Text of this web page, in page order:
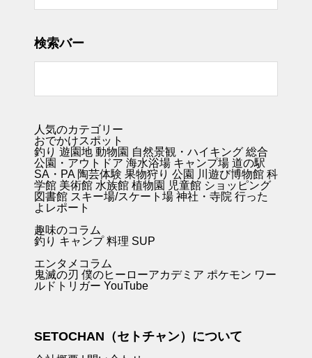
検索バー
人気のカテゴリー
おでかけスポット
釣り 遊園地 動物園 自然景観・ハイキング 総合
公園・アウトドア 海水浴場 キャンプ場 道の駅
SA・PA 陶芸体験 果物狩り 公園 川遊び博物館 科
学館 美術館 水族館 植物園 児童館 ショッピング
図書館 スキー場/スケート場 神社・寺院 行った
よレポート
趣味のコラム
釣り キャンプ料理 SUP
エンタメコラム
鬼滅の刃 僕のヒーローアカデミア ポケモン ワー
ルドトリガー YouTube
SETOCHAN（セトチャン）について